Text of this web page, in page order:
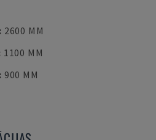
: 2600 MM
1100 MM
: 900 MM